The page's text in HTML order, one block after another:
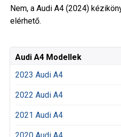
Nem, a Audi A4 (2024)
elérhető.
Audi A4 Modellek
2023 Audi A4
2022 Audi A4
2021 Audi A4